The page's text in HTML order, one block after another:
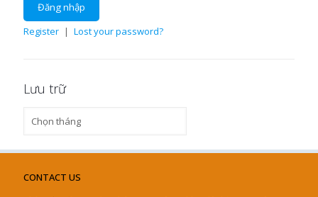
Register | Lost your password?
Lưu trữ
trữ
CONTACT US